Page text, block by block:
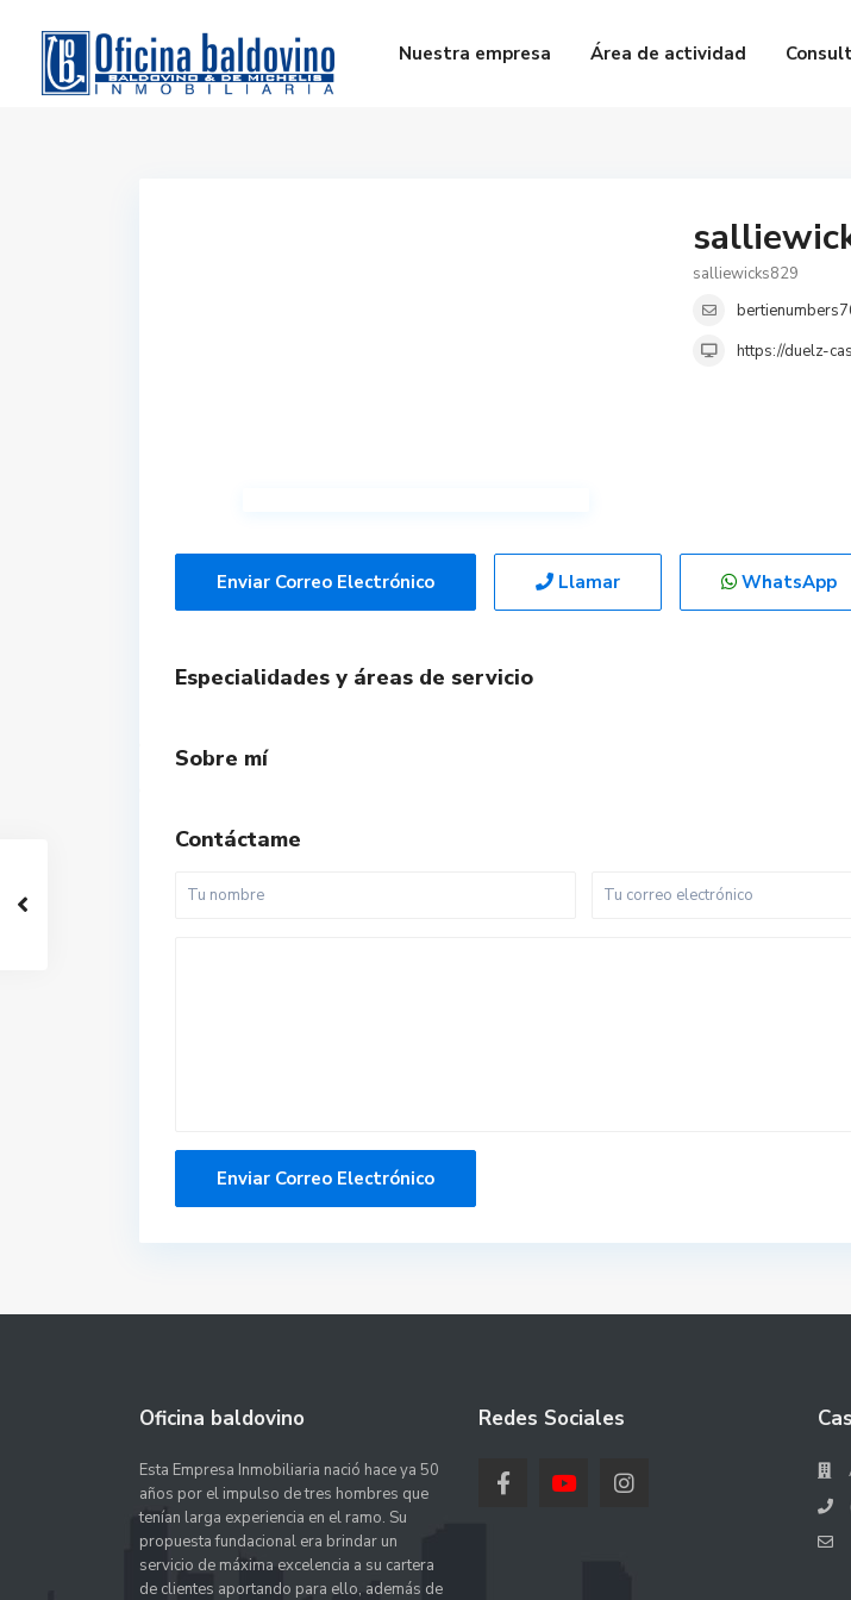
Nuestra empresa Área de actividad
salliewicks829
https://duelz-
Enviar Correo Electrónico Llamar WhatsApp
Especialidades y áreas de servicio
Sobre mí
Contáctame
Oficina baldovino
Esta Empresa Inmobiliaria nació hace ya 50
años por el impulso de tres hombres que
tenían larga experiencia en el ramo. Su
propuesta fundacional era brindar un
servicio de máxima excelencia a su cartera
de clientes aportando para ello, además de
Redes Sociales